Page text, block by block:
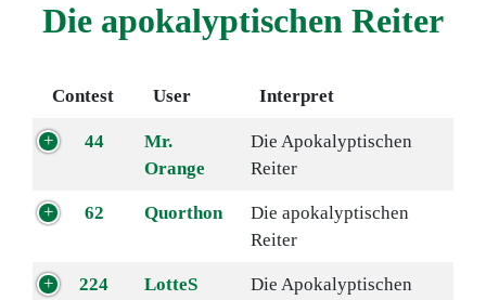
Die apokalyptischen Reiter
Contest User Interpret
44
Mr.
Orange
Die Apokalyptischen
Reiter
62 Quorthon
Die apokalyptischen
Reiter
224 LotteS
Die Apokalyptischen